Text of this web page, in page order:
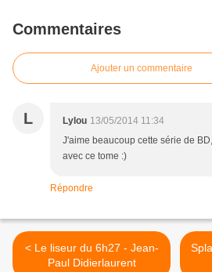
Commentaires
Ajouter un commentaire
L Lylou 13/05/2014 11:34
J'aime beaucoup cette série de
avec ce tome :)
Répondre
< Le liseur du 6h27 - Jean-
Paul Didierlaurent